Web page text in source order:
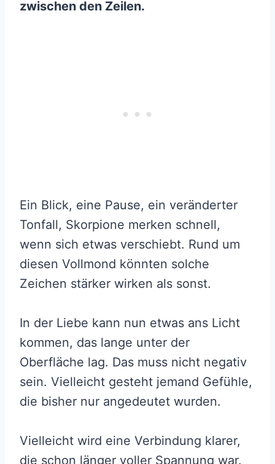
zwischen den Zeilen.
Ein Blick, eine Pause, ein veränderter
Tonfall, Skorpione merken schnell,
wenn sich etwas verschiebt. Rund um
diesen Vollmond könnten solche
Zeichen stärker wirken als sonst.
In der Liebe kann nun etwas ans Licht
kommen, das lange unter der
Oberfläche lag. Das muss nicht negativ
sein. Vielleicht gesteht jemand Gefühle,
die bisher nur angedeutet wurden.
Vielleicht wird eine Verbindung klarer,
die schon länger voller Spannung war.